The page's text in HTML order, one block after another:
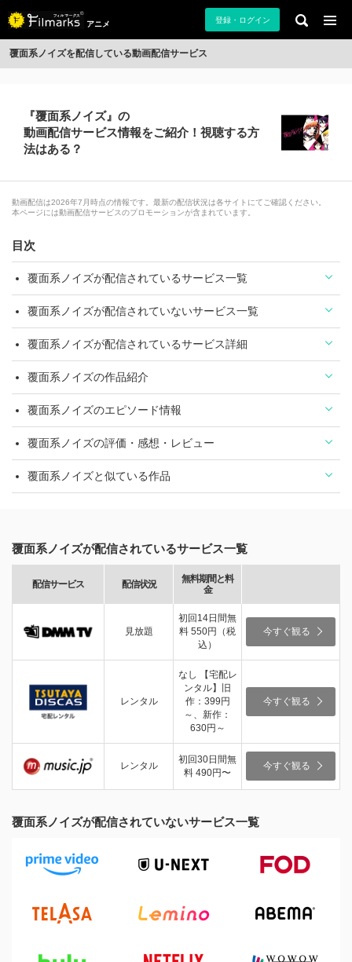
アニメ 登録・ログイン
覆面系ノイズを配信している動画配信サービス
『覆面系ノイズ』の
動画配信サービス情報をご紹介！視聴する方
法はある？
動画配信は2026年7月時点の情報です。最新の配信状況は各サイトにてご確認ください。
本ページには動画配信サービスのプロモーションが含まれています。
目次
覆面系ノイズが配信されているサービス一覧
覆面系ノイズが配信されていないサービス一覧
覆面系ノイズが配信されているサービス詳細
覆面系ノイズの作品紹介
覆面系ノイズのエピソード情報
覆面系ノイズの評価・感想・レビュー
覆面系ノイズと似ている作品
覆面系ノイズが配信されているサービス一覧
配信サービス 配信状況
無料期間と料
金
見放題
初回14日間無
料 550円（税
込）
今すぐ観る
レンタル
なし 【宅配レ
ンタル】旧
作：399円
～、新作：
630円～
今すぐ観る
レンタル
初回30日間無
料 490円〜
今すぐ観る
覆面系ノイズが配信されていないサービス一覧